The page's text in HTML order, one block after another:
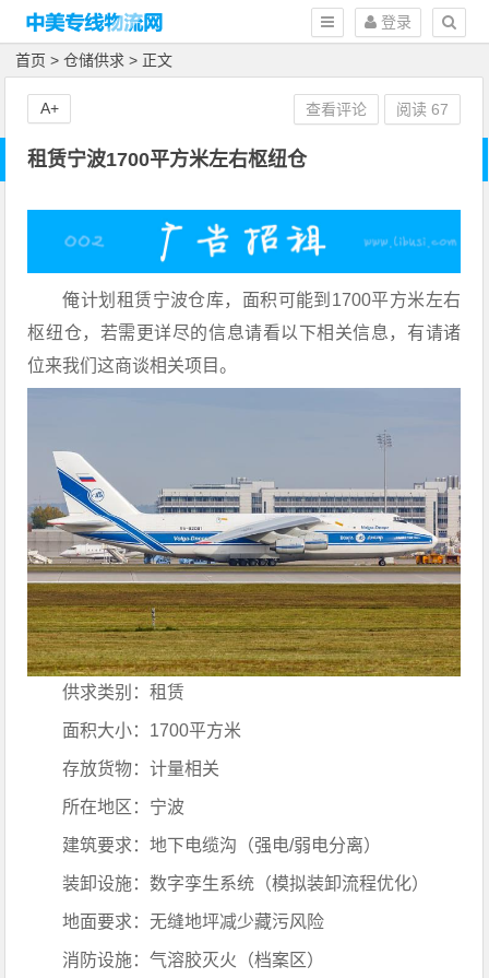
登录
首页 >仓储供求 > 正文
租赁宁波1700平方米左右枢纽仓
俺计划租赁宁波仓库，面积可能到1700平方米左右
枢纽仓，若需更详尽的信息请看以下相关信息，有请诸
位来我们这商谈相关项目。
供求类别：租赁
面积大小：1700平方米
存放货物：计量相关
所在地区：宁波
建筑要求：地下电缆沟（强电/弱电分离）
装卸设施：数字孪生系统（模拟装卸流程优化）
地面要求：无缝地坪减少藏污风险
消防设施：气溶胶灭火（档案区）
查看评论 阅读67
A+